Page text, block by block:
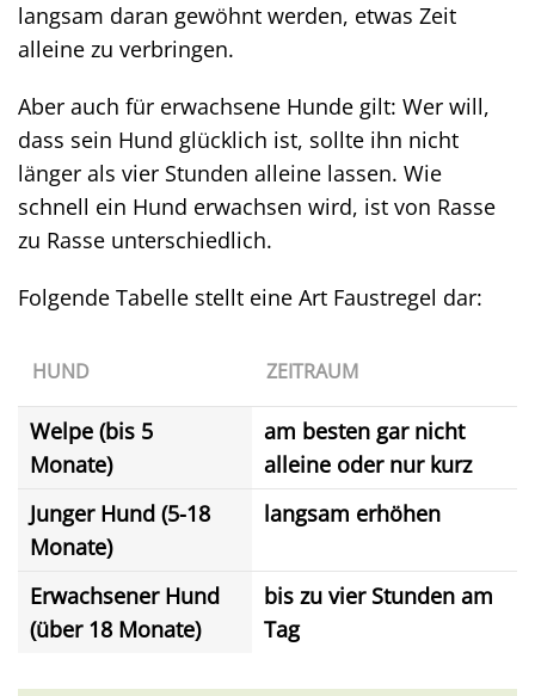
langsam daran gewöhnt werden, etwas Zeit
alleine zu verbringen.
Aber auch für erwachsene Hunde gilt: Wer will,
dass sein Hund glücklich ist, sollte ihn nicht
länger als vier Stunden alleine lassen. Wie
schnell ein Hund erwachsen wird, ist von Rasse
zu Rasse unterschiedlich.
Folgende Tabelle stellt eine Art Faustregel dar:
HUND ZEITRAUM
Welpe (bis 5
Monate)
am besten gar nicht
alleine oder nur kurz
Junger Hund (5-18
Monate)
langsam erhöhen
Erwachsener Hund
(über 18 Monate)
bis zu vier Stunden am
Tag